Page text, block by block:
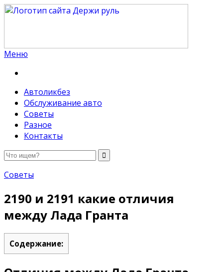
Меню
Автоликбез
Обслуживание авто
Советы
Разное
Контакты
Советы
2190 и 2191 какие отличия
между Лада Гранта
Содержание: